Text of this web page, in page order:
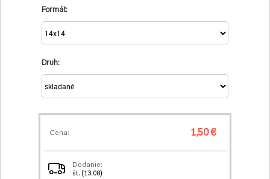
Formát:
Druh:
Cena: 1,50 €
Dodanie:
št. (13.08)